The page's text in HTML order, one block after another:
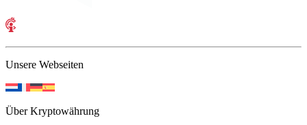
Unsere Webseiten
Über Kryptowährung